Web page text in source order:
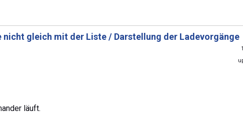
nicht gleich mit der Liste / Darstellung der Ladevorgänge
läuft.